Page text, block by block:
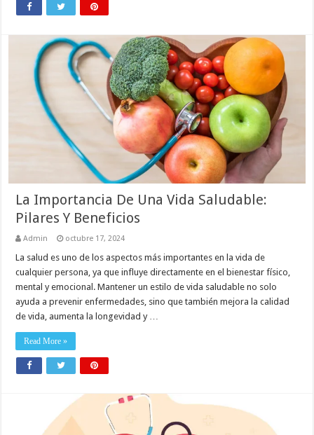
La Importancia De Una Vida Saludable:
Pilares Y Beneficios
Admin octubre 17, 2024
La salud es uno de los aspectos más importantes en la vida de
cualquier persona, ya que influye directamente en el bienestar físico,
mental y emocional. Mantener un estilo de vida saludable no solo
ayuda a prevenir enfermedades, sino que también mejora la calidad
de vida, aumenta la longevidad y …
Read More »